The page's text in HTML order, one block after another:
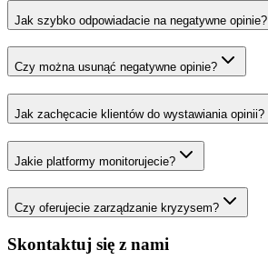
Jak szybko odpowiadacie na negatywne opinie?
Czy można usunąć negatywne opinie?
Jak zachęcacie klientów do wystawiania opinii?
Jakie platformy monitorujecie?
Czy oferujecie zarządzanie kryzysem?
Skontaktuj się z nami